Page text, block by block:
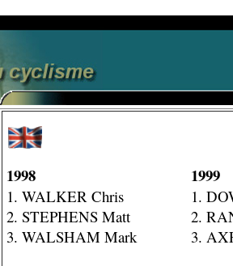
1998
1. WALKER Chris
2. STEPHENS Matt
3. WALSHAM Mark
1999
1.
2.
3.